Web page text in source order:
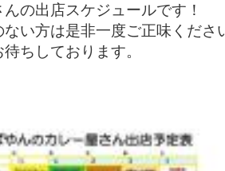
の出店スケジュールです！
ない方は是非一度ご正味くださ
ちしております。